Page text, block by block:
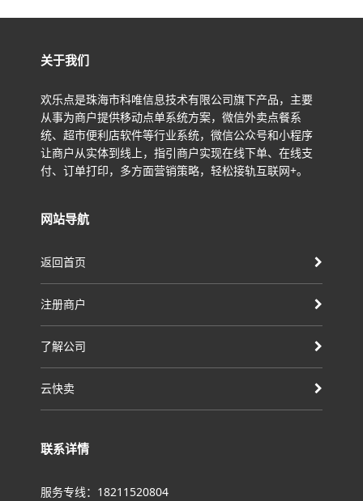
关于我们
欢乐点是珠海市科唯信息技术有限公司旗下产品，主要
从事为商户提供移动点单系统方案，微信外卖点餐系
统、超市便利店软件等行业系统，微信公众号和小程序
让商户从实体到线上，指引商户实现在线下单、在线支
付、订单打印，多方面营销策略，轻松接轨互联网+。
网站导航
返回首页
注册商户
了解公司
云快卖
联系详情
服务专线：18211520804